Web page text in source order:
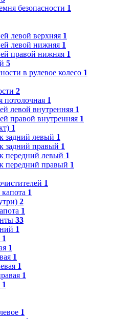
безопасности 1
левой верхняя 1
левой нижняя 1
правой нижняя 1
5
в рулевое колесо 1
2
потолочная 1
левой внутренняя 1
правой внутренняя 1
1
задний левый 1
задний правый 1
передний левый 1
передний правый 1
1
1
2
1
33
1
1
1
1
1
1
1
1